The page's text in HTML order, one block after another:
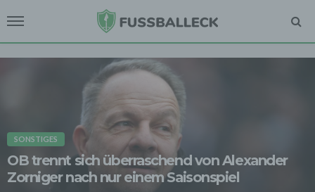
SONSTIGES
OB trennt sich überraschend von Alexander
Zorniger nach nur einem Saisonspiel